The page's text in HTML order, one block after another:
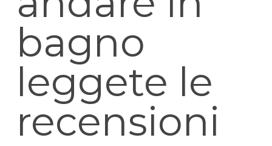
bagno
leggete le
recensioni